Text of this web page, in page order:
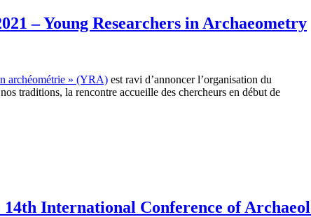
– Young Researchers in Archaeometry
archéométrie » (YRA) est ravi d’annoncer l’organisation du
traditions, la rencontre accueille des chercheurs en début de
International Conference of